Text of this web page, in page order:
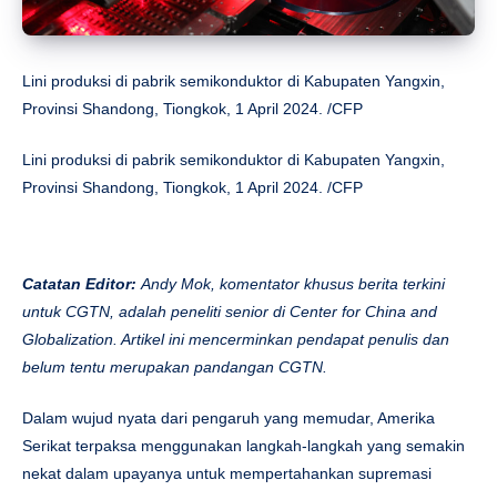
Lini produksi di pabrik semikonduktor di Kabupaten Yangxin,
Provinsi Shandong, Tiongkok, 1 April 2024. /CFP
Lini produksi di pabrik semikonduktor di Kabupaten Yangxin,
Provinsi Shandong, Tiongkok, 1 April 2024. /CFP
Catatan Editor: Andy Mok, komentator khusus berita terkini
untuk CGTN, adalah peneliti senior di Center for China and
Globalization. Artikel ini mencerminkan pendapat penulis dan
belum tentu merupakan pandangan CGTN.
Dalam wujud nyata dari pengaruh yang memudar, Amerika
Serikat terpaksa menggunakan langkah-langkah yang semakin
nekat dalam upayanya untuk mempertahankan supremasi